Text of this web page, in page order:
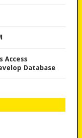
Access
Database